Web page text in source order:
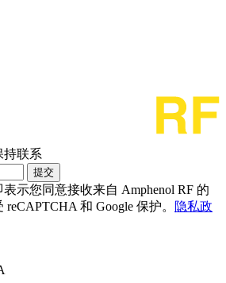
持联系
提交
示您同意接收来自 Amphenol RF 的
和 Google 保护。
隐私政